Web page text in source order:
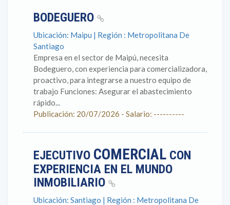
BODEGUERO
Ubicación: Maipu | Región : Metropolitana De
Santiago
Empresa en el sector de Maipú, necesita
Bodeguero, con experiencia para comercializadora,
proactivo, para integrarse a nuestro equipo de
trabajo Funciones: Asegurar el abastecimiento
rápido...
Publicación: 20/07/2026 - Salario: ----------
EJECUTIVO COMERCIAL CON
EXPERIENCIA EN EL MUNDO
INMOBILIARIO
Ubicación: Santiago | Región : Metropolitana De